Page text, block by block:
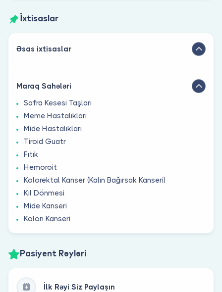
İxtisaslar
Əsas ixtisaslar
Maraq Sahələri
Safra Kesesi Taşları
Meme Hastalıkları
Mide Hastalıkları
Tiroid Guatr
Fıtık
Hemoroit
Kolorektal Kanser (Kalın Bağırsak Kanseri)
Kıl Dönmesi
Mide Kanseri
Kolon Kanseri
Pasiyent Rəyləri
İlk Rəyi Siz Paylaşın